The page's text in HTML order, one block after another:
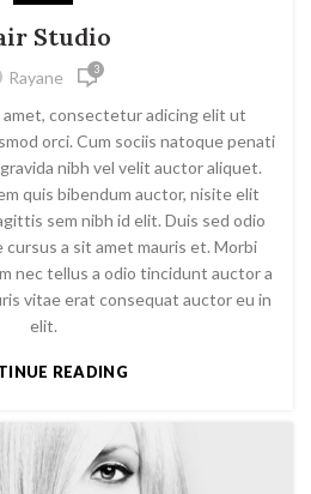
Studio
Rayane 3
amet, consectetur adicing elit ut
orci. Cum sociis natoque penati
nibh vel velit auctor aliquet.
quis bibendum auctor, nisite elit
sem nibh id elit. Duis sed odio
a sit amet mauris et. Morbi
nec tellus a odio tincidunt auctor a
vitae erat consequat auctor eu in
elit.
READING